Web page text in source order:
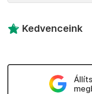
Kedvenceink